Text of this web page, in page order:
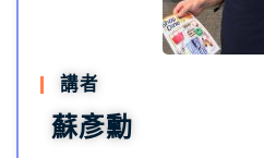
講者
蘇彥勳